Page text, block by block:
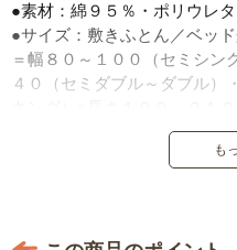
●素材：綿９５％・ポリウレ
●サイズ：敷きふとん／ベッ
＝幅８０～１００（セミシン
４０（セミダブル～ダブル）
●全周ゴム付き（共通）
も